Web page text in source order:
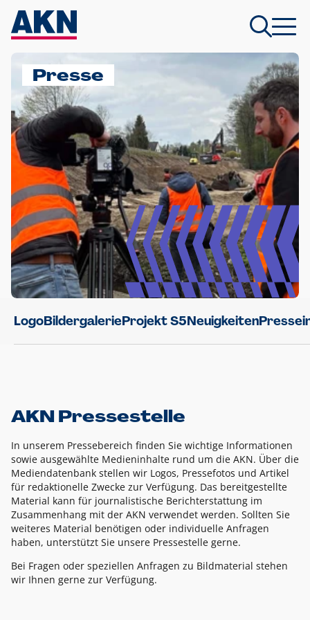
Presse
LogoBildergalerieProjekt S5Neuigkeiten
AKN Pressestelle
In unserem Pressebereich finden Sie wichtige Informationen
sowie ausgewählte Medieninhalte rund um die AKN. Über die
Mediendatenbank stellen wir Logos, Pressefotos und Artikel
für redaktionelle Zwecke zur Verfügung. Das bereitgestellte
Material kann für journalistische Berichterstattung im
Zusammenhang mit der AKN verwendet werden. Sollten Sie
weiteres Material benötigen oder individuelle Anfragen
haben, unterstützt Sie unsere Pressestelle gerne.
Bei Fragen oder speziellen Anfragen zu Bildmaterial stehen
wir Ihnen gerne zur Verfügung.